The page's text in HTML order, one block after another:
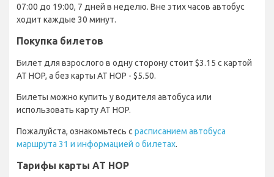
07:00 до 19:00, 7 дней в неделю. Вне этих часов автобус
ходит каждые 30 минут.
Покупка билетов
Билет для взрослого в одну сторону стоит $3.15 с картой
AT HOP, а без карты AT HOP - $5.50.
Билеты можно купить у водителя автобуса или
использовать карту AT HOP.
Пожалуйста, ознакомьтесь с расписанием автобуса
маршрута 31 и информацией о билетах.
Тарифы карты AT HOP